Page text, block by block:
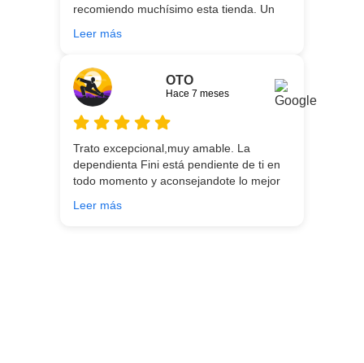
recomiendo muchísimo esta tienda. Un
entrega.
Leer más
OTO
Hace 7 meses
Trato excepcional,muy amable. La
dependienta Fini está pendiente de ti en
todo momento y aconsejandote lo mejor
buscando!!
Leer más